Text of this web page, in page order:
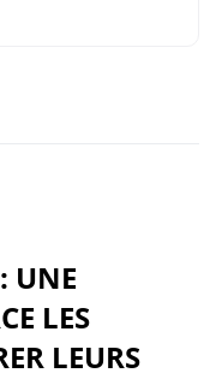
UNE
LES
LEURS